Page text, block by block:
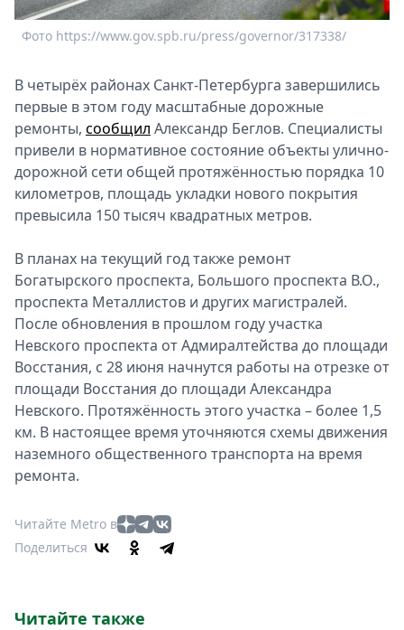
Metro
Фото https://www.gov.spb.ru/press/governor/317338/
В четырёх районах Санкт-Петербурга завершились
первые в этом году масштабные дорожные
ремонты, сообщил Александр Беглов. Специалисты
привели в нормативное состояние объекты улично-
дорожной сети общей протяжённостью порядка 10
километров, площадь укладки нового покрытия
превысила 150 тысяч квадратных метров.
В планах на текущий год также ремонт
Богатырского проспекта, Большого проспекта В.О.,
проспекта Металлистов и других магистралей.
После обновления в прошлом году участка
Невского проспекта от Адмиралтейства до площади
Восстания, с 28 июня начнутся работы на отрезке от
площади Восстания до площади Александра
Невского. Протяжённость этого участка – более 1,5
км. В настоящее время уточняются схемы движения
наземного общественного транспорта на время
ремонта.
Читайте Metro в
Поделиться
Читайте также